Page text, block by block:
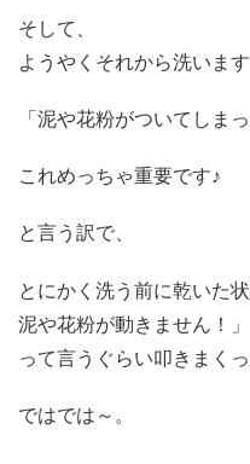
そして、
ようやくそれから洗います
「泥や花粉がついてしま
これめっちゃ重要です♪
と言う訳で、
とにかく洗う前に乾いた
泥や花粉が動きません！」
って言うぐらい叩きまく
ではでは～。